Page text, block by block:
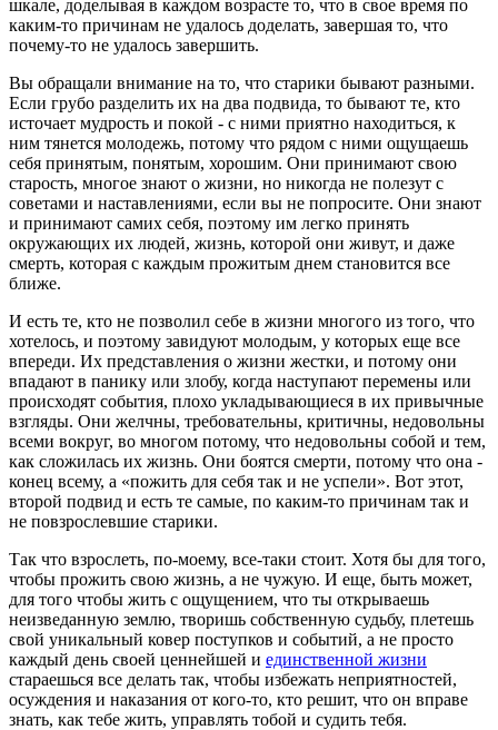
шкале, доделывая в каждом возрасте то, что в свое время по
каким-то причинам не удалось доделать, завершая то, что
почему-то не удалось завершить.
Вы обращали внимание на то, что старики бывают разными.
Если грубо разделить их на два подвида, то бывают те, кто
источает мудрость и покой - с ними приятно находиться, к
ним тянется молодежь, потому что рядом с ними ощущаешь
себя принятым, понятым, хорошим. Они принимают свою
старость, многое знают о жизни, но никогда не полезут с
советами и наставлениями, если вы не попросите. Они знают
и принимают самих себя, поэтому им легко принять
окружающих их людей, жизнь, которой они живут, и даже
смерть, которая с каждым прожитым днем становится все
ближе.
И есть те, кто не позволил себе в жизни многого из того, что
хотелось, и поэтому завидуют молодым, у которых еще все
впереди. Их представления о жизни жестки, и потому они
впадают в панику или злобу, когда наступают перемены или
происходят события, плохо укладывающиеся в их привычные
взгляды. Они желчны, требовательны, критичны, недовольны
всеми вокруг, во многом потому, что недовольны собой и тем,
как сложилась их жизнь. Они боятся смерти, потому что она -
конец всему, а «пожить для себя так и не успели». Вот этот,
второй подвид и есть те самые, по каким-то причинам так и
не повзрослевшие старики.
Так что взрослеть, по-моему, все-таки стоит. Хотя бы для того,
чтобы прожить свою жизнь, а не чужую. И еще, быть может,
для того чтобы жить с ощущением, что ты открываешь
неизведанную землю, творишь собственную судьбу, плетешь
свой уникальный ковер поступков и событий, а не просто
каждый день своей ценнейшей и единственной жизни
стараешься все делать так, чтобы избежать неприятностей,
осуждения и наказания от кого-то, кто решит, что он вправе
знать, как тебе жить, управлять тобой и судить тебя.